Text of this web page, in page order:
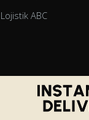
Lojistik ABC